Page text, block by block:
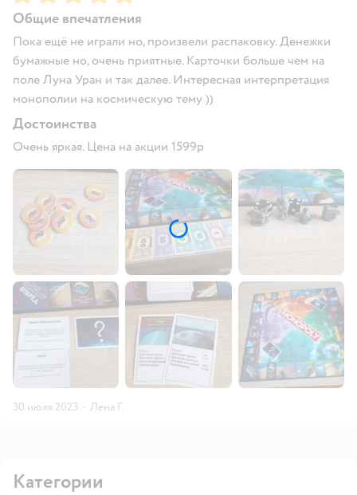
Общие впечатления
Пока ещё не играли но, произвели распаковку. Денежки
бумажные но, очень приятные. Карточки больше чем на
поле Луна Уран и так далее. Интересная интерпретация
монополии на космическую тему ))
Достоинства
Очень яркая. Цена на акции 1599р
30 июля 2023 · Лена Г.
Категории